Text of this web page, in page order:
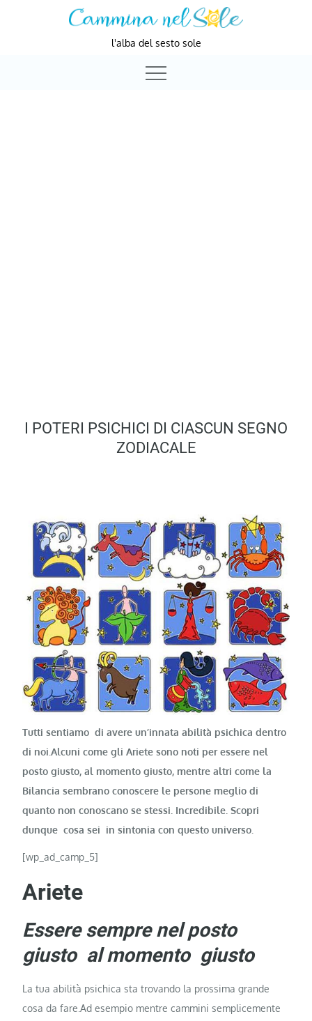
l'alba del sesto sole
I POTERI PSICHICI DI CIASCUN SEGNO
ZODIACALE
Tutti sentiamo di avere un’innata abilità psichica dentro
di noi.Alcuni come gli Ariete sono noti per essere nel
posto giusto, al momento giusto, mentre altri come la
Bilancia sembrano conoscere le persone meglio di
quanto non conoscano se stessi. Incredibile. Scopri
dunque cosa sei in sintonia con questo universo.
[wp_ad_camp_5]
Ariete
Essere sempre nel posto
giusto al momento giusto
La tua abilità psichica sta trovando la prossima grande
cosa da fare.Ad esempio mentre cammini semplicemente